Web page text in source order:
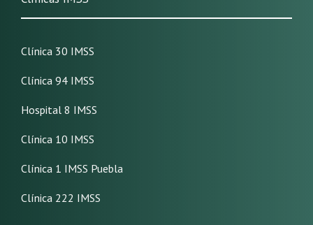
Clínica 30 IMSS
Clínica 94 IMSS
Hospital 8 IMSS
Clínica 10 IMSS
Clínica 1 IMSS Puebla
Clínica 222 IMSS